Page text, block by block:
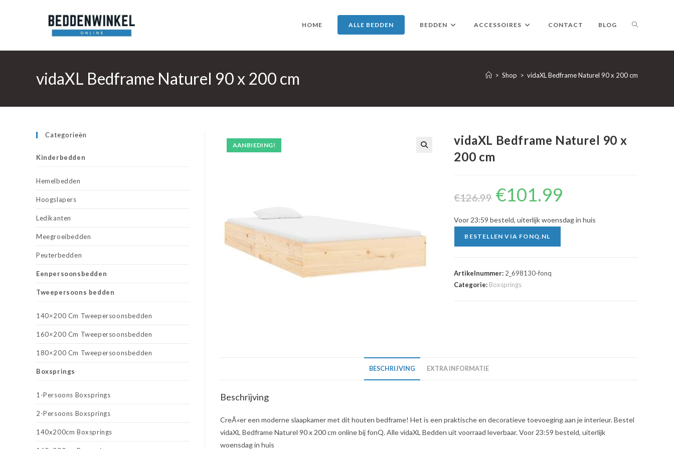
HOME ALLE BEDDEN BEDDEN ACCESSOIRES CONTACT BLOG TOGGLE
WEBSITE
vidaXL Bedframe Naturel 90 x 200 cm > Shop > vidaXL Bedframe Naturel 90 x 200 cm
AANBIEDING!
vidaXL Bedframe Naturel 90 x
200 cm
€126.99
Oorspronkelijke
prijs
was:
€101.99
Voor 23:59 besteld, uiterlijk woensdag in huis
BESTELLEN VIA FONQ.NL
Artikelnummer: 2_698130-fonq
Categorie: Boxsprings
BESCHRIJVING EXTRA INFORMATIE
Beschrijving
CreÃ«er een moderne slaapkamer met dit houten bedframe! Het is een praktische en decoratieve toevoeging aan je interieur. Bestel
vidaXL Bedframe Naturel 90 x 200 cm online bij fonQ. Alle vidaXL Bedden uit voorraad leverbaar. Voor 23:59 besteld, uiterlijk
woensdag in huis
Categorieën
Kinderbedden
Hemelbedden
Hoogslapers
Ledikanten
Meegroeibedden
Peuterbedden
Eenpersoonsbedden
Tweepersoons bedden
140×200 Cm Tweepersoonsbedden
160×200 Cm Tweepersoonsbedden
180×200 Cm Tweepersoonsbedden
Boxsprings
1-Persoons Boxsprings
2-Persoons Boxsprings
140x200cm Boxsprings